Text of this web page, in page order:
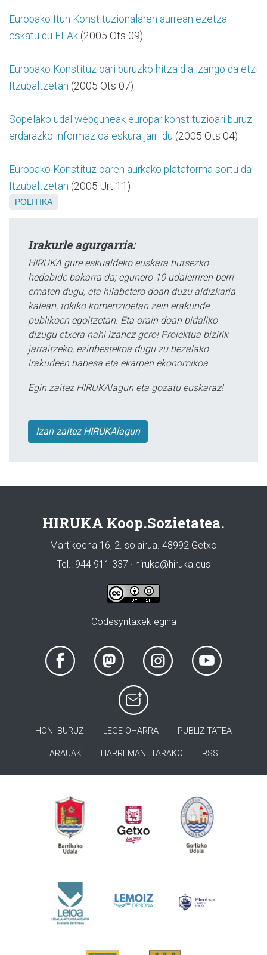
Europako Itun Konstituzionalaren aurrean ezetza
eskatu du ELAk (2005 Ots 09)
Europako Konstituzioari buruzko hitzaldia izango da etzi
Itzubaltzetan (2005 Ots 07)
Sopelako udal webguneak europar konstituzioari buruz
erdarazko informazioa eskura jarri du (2005 Ots 04)
Europako Konstituzioaren aurkako plataforma sortu da
Itzubaltzetan (2005 Urt 11)
POLITIKA
Irakurle agurgarria:
HIRUKA gure eskualdeko euskara hutsezko
hedabide bakarra da; egunero 10 udalerriren berri
ematen dugu, eta hilabetero doan duzu aldizkaria
kalean, tokiko komertzioetan zein erakunde
publikoen egoitzetan. Eta orain doan bidaliko
dizugu etxera nahi izanez gero! Proiektua bizirik
jarraitzeko, ezinbestekoa dugu zu bezalako
irakurleen babesa eta ekarpen ekonomikoa.
Egin zaitez HIRUKAlagun eta gozatu euskaraz!
Izan zaitez HIRUKAlagun
HIRUKA Koop.Sozietatea.
Martikoena 16, 2. solairua. 48992 Getxo
Tel.: 944 911 337 · hiruka@hiruka.eus
Codesyntaxek egina
HONI BURUZ LEGE OHARRA PUBLIZITATEA
ARAUAK HARREMANETARAKO RSS